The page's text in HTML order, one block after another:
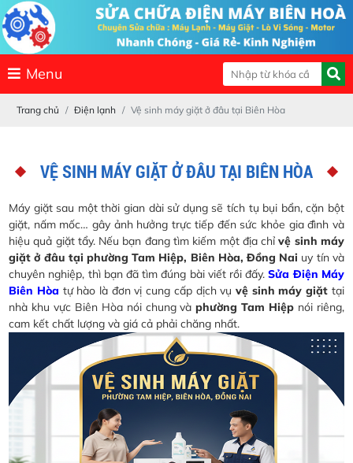
Menu
Trang chủ Điện lạnh Vệ sinh máy giặt ở đâu tại Biên Hòa
VỆ SINH MÁY GIẶT Ở ĐÂU TẠI BIÊN HÒA
Máy giặt sau một thời gian dài sử dụng sẽ tích tụ bụi bẩn, cặn bột
giặt, nấm mốc… gây ảnh hưởng trực tiếp đến sức khỏe gia đình và
hiệu quả giặt tẩy. Nếu bạn đang tìm kiếm một địa chỉvệ sinh máy
giặt ở đâu tại phường Tam Hiệp, Biên Hòa, Đồng Nai uy tín và
chuyên nghiệp, thì bạn đã tìm đúng bài viết rồi đấy.Sửa Điện Máy
Biên Hòa tự hào là đơn vị cung cấp dịch vụ vệ sinh máy giặt tại
nhà khu vực Biên Hòa nói chung vàphường Tam Hiệp nói riêng,
cam kết chất lượng và giá cả phải chăng nhất.